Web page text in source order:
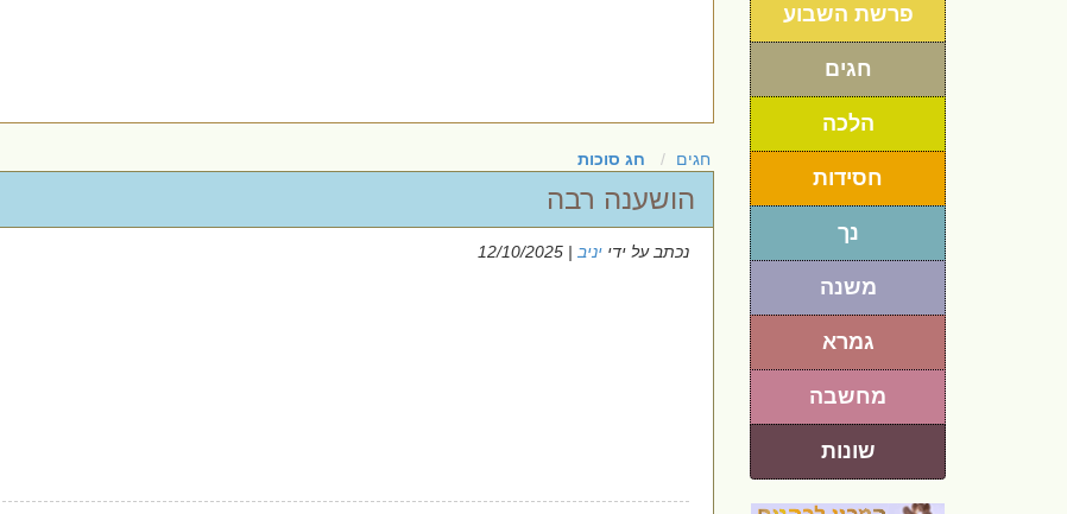
פרשת השבוע
חגים
הלכה
חסידות
נך
משנה
גמרא
מחשבה
שונות
חגים חג סוכות
הושענה רבה
נכתב על ידי יניב | 12/10/2025